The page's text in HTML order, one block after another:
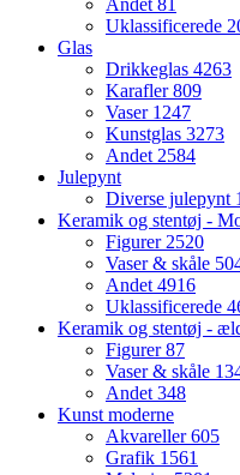
Andet81
Uklassificerede
Glas
Drikkeglas 4263
Karafler809
Vaser 1247
Kunstglas 3273
Andet2584
Julepynt
Diverse julepynt
Keramik og stentøj -
Figurer2520
Vaser & skåle
Andet4916
Uklassificerede
Keramik og stentøj -
Figurer87
Vaser & skåle
Andet348
Kunst moderne
Akvareller605
Grafik 1561